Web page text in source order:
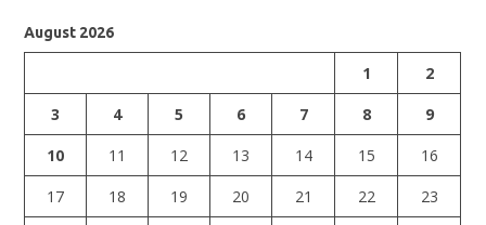
August 2026
1
2
3
4 5 6 7 8
9
10
11 12 13 14 15
16
17
18 19 20 21 22
23